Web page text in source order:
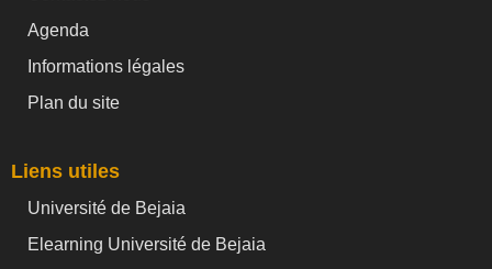
Agenda
Informations légales
Plan du site
Liens utiles
Université de Bejaia
Elearning Université de Bejaia